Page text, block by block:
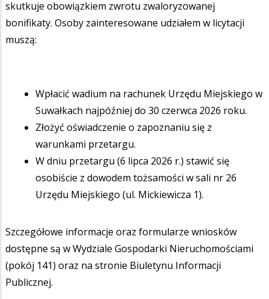
skutkuje obowiązkiem zwrotu zwaloryzowanej
bonifikaty. Osoby zainteresowane udziałem w licytacji
muszą:
Wpłacić wadium na rachunek Urzędu Miejskiego w
Suwałkach najpóźniej do 30 czerwca 2026 roku.
Złożyć oświadczenie o zapoznaniu się z
warunkami przetargu.
W dniu przetargu (6 lipca 2026 r.) stawić się
osobiście z dowodem tożsamości w sali nr 26
Urzędu Miejskiego (ul. Mickiewicza 1).
Szczegółowe informacje oraz formularze wniosków
dostępne są w Wydziale Gospodarki Nieruchomościami
(pokój 141) oraz na stronie Biuletynu Informacji
Publicznej.